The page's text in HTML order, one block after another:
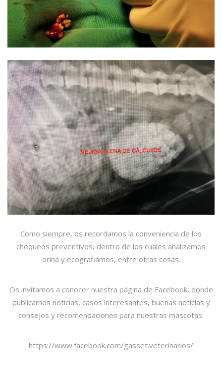
Como siempre, os recordamos la conveniencia de los
chequeos preventivos, dentro de los cuales analizamos
orina y ecografiamos, entre otras cosas.
Os invitamos a conocer nuestra página de Facebook, donde
publicamos noticias, casos interesantes, buenas noticias y
consejos y recomendaciones para nuestras mascotas:
https://www.facebook.com/gasset.veterinarios/